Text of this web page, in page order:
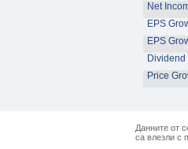
Net
EPS
EPS
Dividend
Price
Данните от
са влезли с